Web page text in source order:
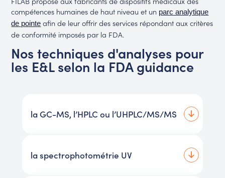
compétences humaines de haut niveau et un parc analytique
de pointe afin de leur offrir des services répondant aux critères
de conformité imposés par la FDA.
Nos techniques d'analyses pour
les E&L selon la FDA guidance
la GC-MS, l’HPLC ou l’UHPLC/MS/MS
la spectrophotométrie UV